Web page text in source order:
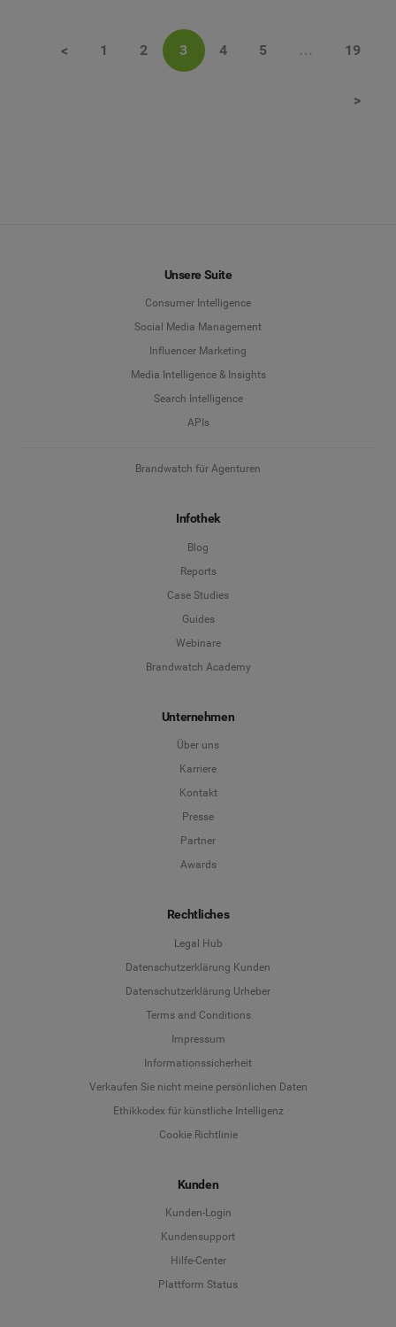
< 1 2 3 4 5 … 19
>
Unsere Suite
Consumer Intelligence
Social Media Management
Influencer Marketing
Media Intelligence & Insights
Search Intelligence
APIs
Brandwatch für Agenturen
Infothek
Blog
Reports
Case Studies
Guides
Webinare
Brandwatch Academy
Unternehmen
Über uns
Karriere
Kontakt
Presse
Partner
Awards
Rechtliches
Legal Hub
Datenschutzerklärung Kunden
Datenschutzerklärung Urheber
Terms and Conditions
Impressum
Informationssicherheit
Verkaufen Sie nicht meine persönlichen Daten
Ethikkodex für künstliche Intelligenz
Cookie Richtlinie
Kunden
Kunden-Login
Kundensupport
Hilfe-Center
Plattform Status
Deutsch